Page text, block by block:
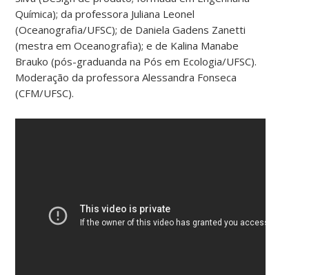
Química); da professora Juliana Leonel
(Oceanografia/UFSC); de Daniela Gadens Zanetti
(mestra em Oceanografia); e de Kalina Manabe
Brauko (pós-graduanda na Pós em Ecologia/UFSC).
Moderação da professora Alessandra Fonseca
(CFM/UFSC).